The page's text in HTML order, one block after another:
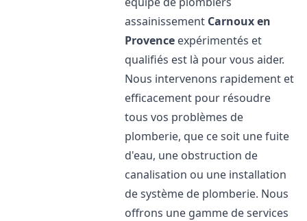
assainissement Carnoux en
Provence expérimentés et
qualifiés est là pour vous aider.
Nous intervenons rapidement et
efficacement pour résoudre
tous vos problèmes de
plomberie, que ce soit une fuite
d'eau, une obstruction de
canalisation ou une installation
de système de plomberie. Nous
offrons une gamme de services